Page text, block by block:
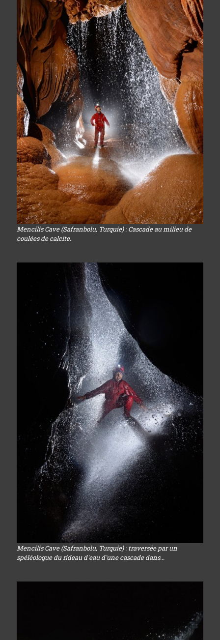
Mencilis Cave (Safranbolu, Turquie) : Cascade au milieu de
coulées de calcite.
Mencilis Cave (Safranbolu, Turquie) : traversée par un
spéléologue du rideau d'eau d'une cascade dans...